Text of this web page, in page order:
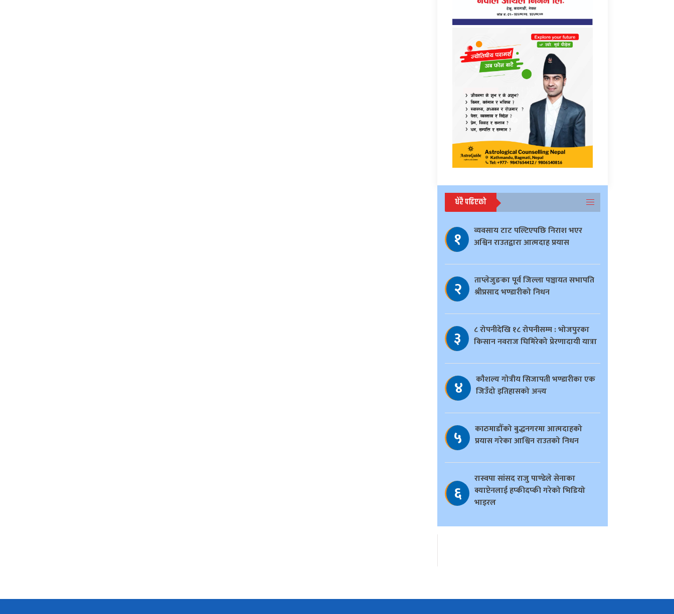
धेरै पढिएको
१
व्यवसाय टाट पल्टिएपछि निराश भएर
अश्विन राउतद्वारा आत्मदाह प्रयास
२
ताप्लेजुङका पूर्व जिल्ला पञ्चायत सभापति
श्रीप्रसाद भण्डारीको निधन
३
८ रोपनीदेखि १८ रोपनीसम्म : भोजपुरका
किसान नवराज घिमिरेको प्रेरणादायी यात्रा
४
काैशल्य गोत्रीय सिजापती भण्डारीका एक
जिउँदो इतिहासको अन्त्य
५
काठमाडौँको बुद्धनगरमा आत्मदाहको
प्रयास गरेका आश्विन राउतको निधन
६
रास्वपा सांसद राजु पाण्डेले सेनाका
क्याप्टेनलाई हप्कीदप्की गरेको भिडियो
भाइरल